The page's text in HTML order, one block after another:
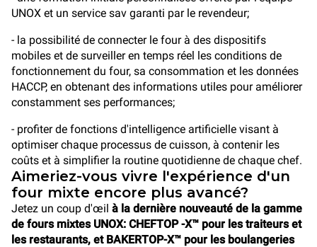
UNOX et un service sav garanti par le revendeur;
- la possibilité de connecter le four à des dispositifs
mobiles et de surveiller en temps réel les conditions de
fonctionnement du four, sa consommation et les données
HACCP, en obtenant des informations utiles pour améliorer
constamment ses performances;
- profiter de fonctions d'intelligence artificielle visant à
optimiser chaque processus de cuisson, à contenir les
coûts et à simplifier la routine quotidienne de chaque chef.
Aimeriez-vous vivre l'expérience d'un
four mixte encore plus avancé?
Jetez un coup d'œil à la dernière nouveauté de la gamme
de fours mixtes UNOX: CHEFTOP -X™ pour les traiteurs et
les restaurants, et BAKERTOP-X™ pour les boulangeries